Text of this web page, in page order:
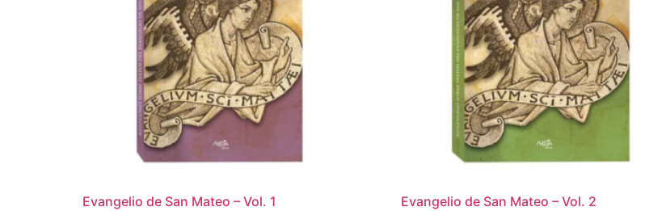
Evangelio de San Mateo – Vol. 1 Evangelio de San Mateo – Vol. 2